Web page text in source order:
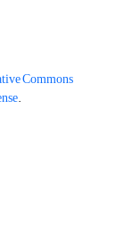
Commons
.